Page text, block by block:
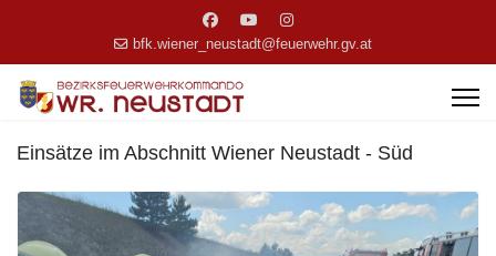
bfk.wiener_neustadt@feuerwehr.gv.at
Einsätze im Abschnitt Wiener Neustadt - Süd